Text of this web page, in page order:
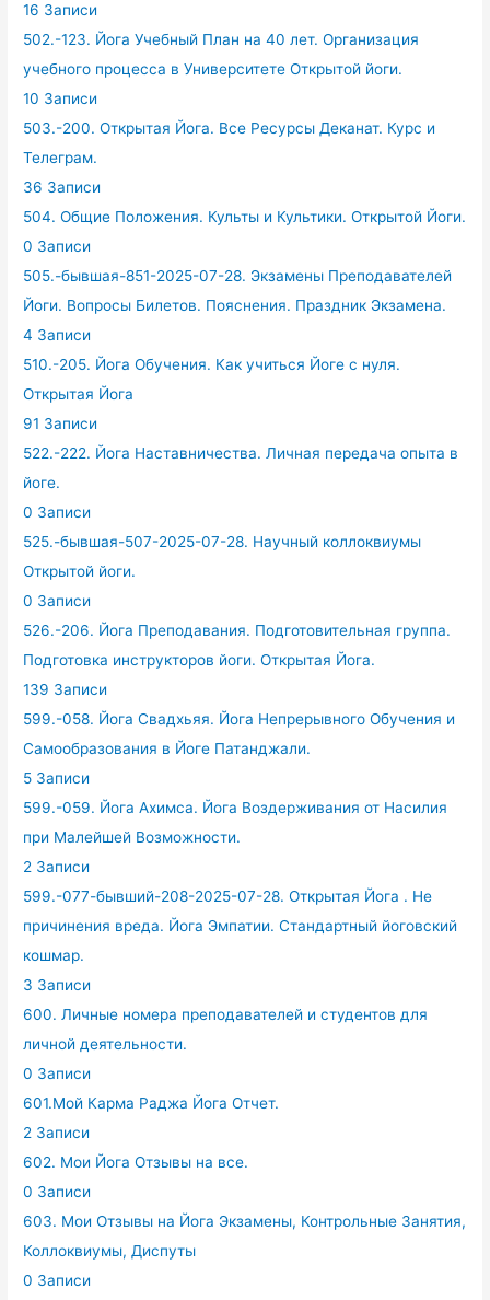
16 Записи
502.-123. Йога Учебный План на 40 лет. Организация
учебного процесса в Университете Открытой йоги.
10 Записи
503.-200. Открытая Йога. Все Ресурсы Деканат. Курс и
Телеграм.
36 Записи
504. Общие Положения. Культы и Культики. Открытой Йоги.
0 Записи
505.-бывшая-851-2025-07-28. Экзамены Преподавателей
Йоги. Вопросы Билетов. Пояснения. Праздник Экзамена.
4 Записи
510.-205. Йога Обучения. Как учиться Йоге с нуля.
Открытая Йога
91 Записи
522.-222. Йога Наставничества. Личная передача опыта в
йоге.
0 Записи
525.-бывшая-507-2025-07-28. Научный коллоквиумы
Открытой йоги.
0 Записи
526.-206. Йога Преподавания. Подготовительная группа.
Подготовка инструкторов йоги. Открытая Йога.
139 Записи
599.-058. Йога Свадхьяя. Йога Непрерывного Обучения и
Самообразования в Йоге Патанджали.
5 Записи
599.-059. Йога Ахимса. Йога Воздерживания от Насилия
при Малейшей Возможности.
2 Записи
599.-077-бывший-208-2025-07-28. Открытая Йога . Не
причинения вреда. Йога Эмпатии. Стандартный йоговский
кошмар.
3 Записи
600. Личные номера преподавателей и студентов для
личной деятельности.
0 Записи
601.Мой Карма Раджа Йога Отчет.
2 Записи
602. Мои Йога Отзывы на все.
0 Записи
603. Мои Отзывы на Йога Экзамены, Контрольные Занятия,
Коллоквиумы, Диспуты
0 Записи